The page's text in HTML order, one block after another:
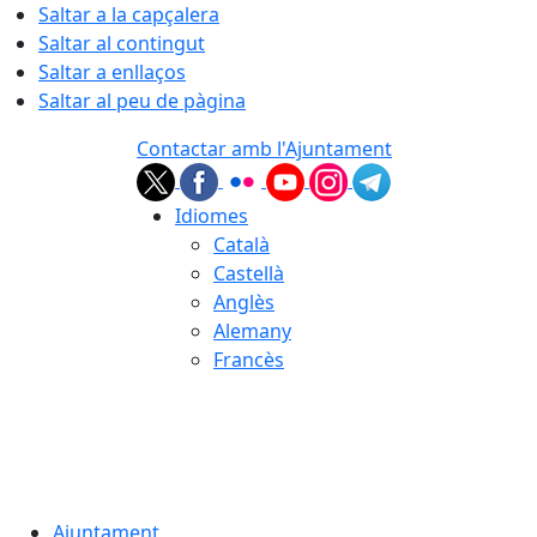
Saltar a la capçalera
Saltar al contingut
Saltar a enllaços
Saltar al peu de pàgina
Contactar amb l'Ajuntament
Idiomes
Català
Castellà
Anglès
Alemany
Francès